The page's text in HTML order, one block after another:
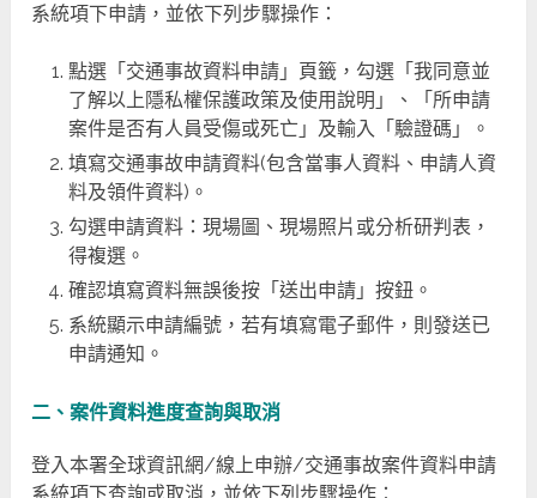
系統項下申請，並依下列步驟操作：
點選「交通事故資料申請」頁籤，勾選「我同意並
了解以上隱私權保護政策及使用說明」、「所申請
案件是否有人員受傷或死亡」及輸入「驗證碼」。
填寫交通事故申請資料(包含當事人資料、申請人資
料及領件資料)。
勾選申請資料：現場圖、現場照片或分析研判表，
得複選。
確認填寫資料無誤後按「送出申請」按鈕。
系統顯示申請編號，若有填寫電子郵件，則發送已
申請通知。
二、案件資料進度查詢與取消
登入本署全球資訊網/線上申辦/交通事故案件資料申請
系統項下查詢或取消，並依下列步驟操作：